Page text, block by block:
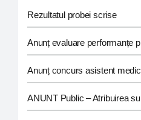
Rezultatul probei scrise
Anunț evaluare performanțe
Anunț concurs asistent
ANUNT Public – Atribuirea